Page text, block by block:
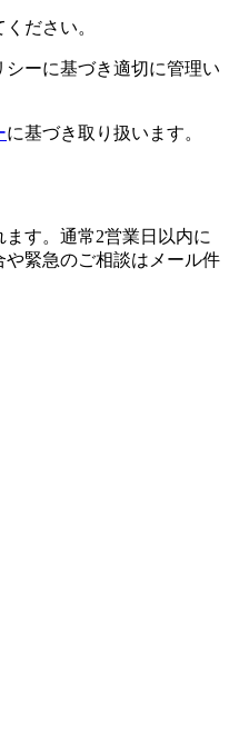
ださい。
ーに基づき適切に管理い
に基づき取り扱います。
す。通常2営業日以内に
緊急のご相談はメール件